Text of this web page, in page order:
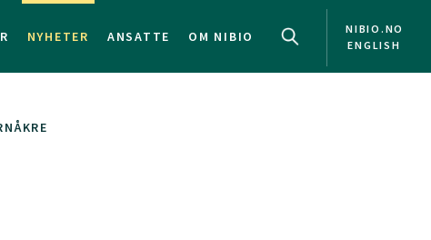
NYHETER ANSATTE OM NIBIO
NIBIO.NO
ENGLISH